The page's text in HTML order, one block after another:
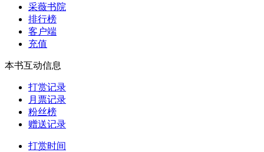
采薇书院
排行榜
客户端
充值
本书互动信息
打赏记录
月票记录
粉丝榜
赠送记录
打赏时间